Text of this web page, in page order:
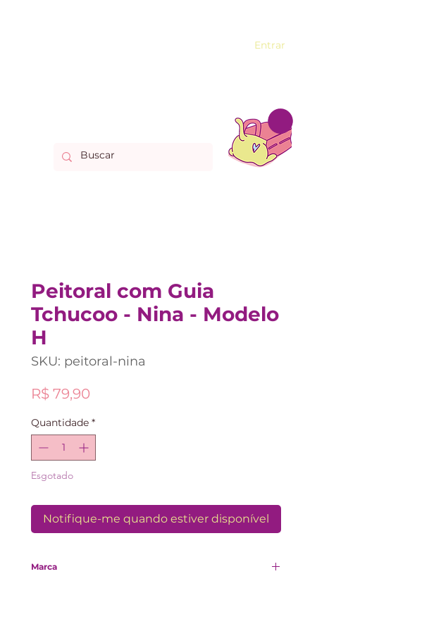
Entrar
Peitoral com Guia
Tchucoo - Nina - Modelo
H
SKU: peitoral-nina
R$ 79,90
Quantidade *
Esgotado
Notifique-me quando estiver disponível
Marca